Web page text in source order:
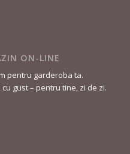
ON-LINE
pentru garderoba ta.
gust – pentru tine, zi de zi.